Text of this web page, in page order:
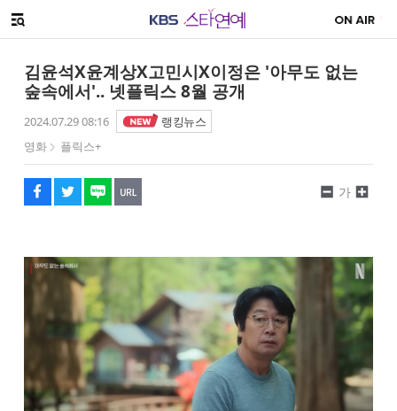
메뉴 열기
김윤석X윤계상X고민시X이정은 '아무도 없는
숲속에서'.. 넷플릭스 8월 공개
2024.07.29 08:16
랭킹뉴스
영화
플릭스+
페이스북
트위터
네이버
URL복사
글씨 작게보기
가
글씨 크게보기
해시태그